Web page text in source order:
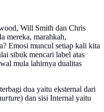
Will Smith dan Chris
mereka, marahkah,
Emosi muncul setiap kali kita
sibuk mencari label atas
mula lahirnya dualitas
dua yaitu eksternal dari
) dan sisi Internal yaitu